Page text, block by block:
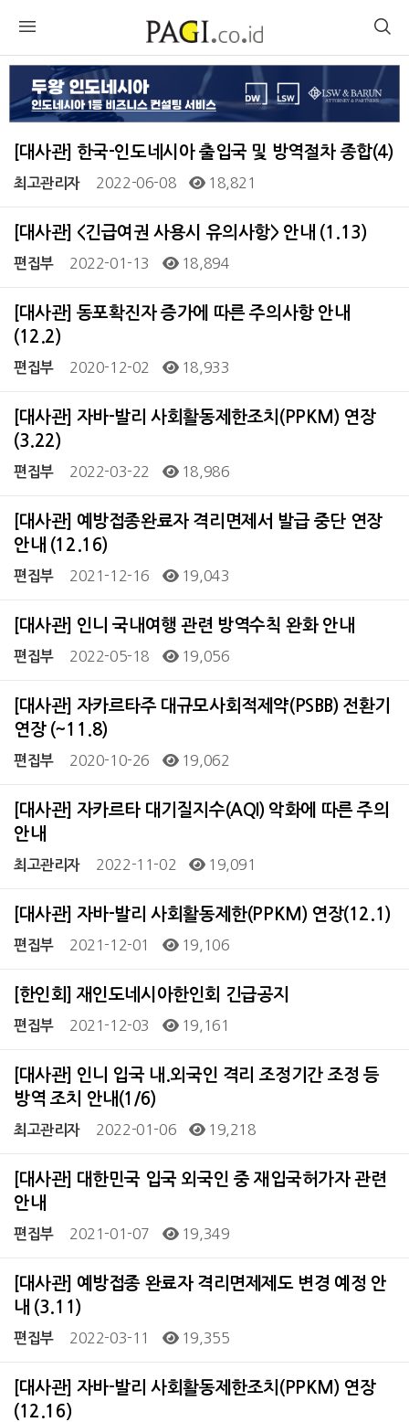
[대사관] 한국-인도네시아 출입국 및 방역절차 종합(4)
최고관리자 2022-06-08 18,821
[대사관] <긴급여권 사용시 유의사항> 안내 (1.13)
편집부 2022-01-13 18,894
[대사관] 동포확진자 증가에 따른 주의사항 안내
(12.2)
편집부 2020-12-02 18,933
[대사관] 자바-발리 사회활동제한조치(PPKM) 연장
(3.22)
편집부 2022-03-22 18,986
[대사관] 예방접종완료자 격리면제서 발급 중단 연장
안내 (12.16)
편집부 2021-12-16 19,043
[대사관] 인니 국내여행 관련 방역수칙 완화 안내
편집부 2022-05-18 19,056
[대사관] 자카르타주 대규모사회적제약(PSBB) 전환기
연장 (~11.8)
편집부 2020-10-26 19,062
[대사관] 자카르타 대기질지수(AQI) 악화에 따른 주의
안내
최고관리자 2022-11-02 19,091
[대사관] 자바-발리 사회활동제한(PPKM) 연장(12.1)
편집부 2021-12-01 19,106
[한인회] 재인도네시아한인회 긴급공지
편집부 2021-12-03 19,161
[대사관] 인니 입국 내.외국인 격리 조정기간 조정 등
방역 조치 안내(1/6)
최고관리자 2022-01-06 19,218
[대사관] 대한민국 입국 외국인 중 재입국허가자 관련
안내
편집부 2021-01-07 19,349
[대사관] 예방접종 완료자 격리면제제도 변경 예정 안
내 (3.11)
편집부 2022-03-11 19,355
[대사관] 자바-발리 사회활동제한조치(PPKM) 연장
(12.16)